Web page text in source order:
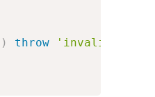
) throw 'invalid param'